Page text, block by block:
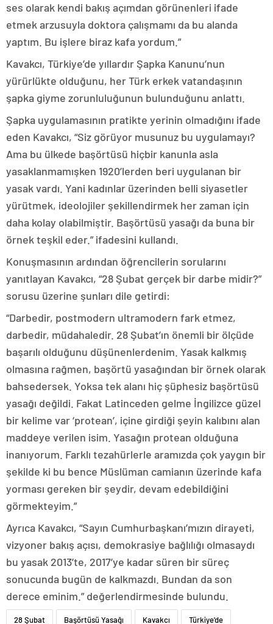
ses olarak kendi bakış açımdan görünenleri ifade
etmek arzusuyla doktora çalışmamı da bu alanda
yaptım. Bu işlere biraz kafa yordum.”
Kavakcı, Türkiye’de yıllardır Şapka Kanunu’nun
yürürlükte olduğunu, her Türk erkek vatandaşının
şapka giyme zorunluluğunun bulunduğunu anlattı.
Şapka uygulamasının pratikte yerinin olmadığını ifade
eden Kavakcı, “Siz görüyor musunuz bu uygulamayı?
Ama bu ülkede başörtüsü hiçbir kanunla asla
yasaklanmamışken 1920’lerden beri uygulanan bir
yasak vardı. Yani kadınlar üzerinden belli siyasetler
yürütmek, ideolojiler şekillendirmek her zaman için
daha kolay olabilmiştir. Başörtüsü yasağı da buna bir
örnek teşkil eder.” ifadesini kullandı.
Konuşmasının ardından öğrencilerin sorularını
yanıtlayan Kavakcı, “28 Şubat gerçek bir darbe midir?”
sorusu üzerine şunları dile getirdi:
“Darbedir, postmodern ultramodern fark etmez,
darbedir, müdahaledir. 28 Şubat’ın önemli bir ölçüde
başarılı olduğunu düşünenlerdenim. Yasak kalkmış
olmasına rağmen, başörtü yasağından bir örnek olarak
bahsedersek. Yoksa tek alanı hiç şüphesiz başörtüsü
yasağı değildi. Fakat Latinceden gelme İngilizce güzel
bir kelime var ‘protean’, içine girdiği şeyin kalıbını alan
maddeye verilen isim. Yasağın protean olduğuna
inanıyorum. Farklı tezahürlerle aramızda çok yaygın bir
şekilde ki bu bence Müslüman camianın üzerinde kafa
yorması gereken bir şeydir, devam edebildiğini
görmekteyim.”
Ayrıca Kavakcı, “Sayın Cumhurbaşkanı’mızın dirayeti,
vizyoner bakış açısı, demokrasiye bağlılığı olmasaydı
bu yasak 2013’te, 2017’ye kadar süren bir süreç
sonucunda bugün de kalkmazdı. Bundan da son
derece eminim.” değerlendirmesinde bulundu.
28 Şubat Başörtüsü Yasağı Kavakcı Türkiye'de